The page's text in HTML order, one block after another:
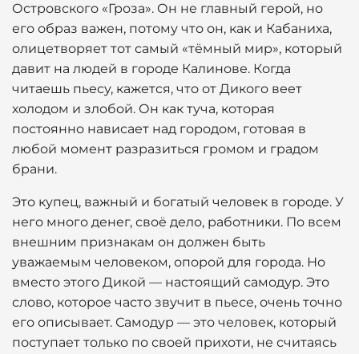
Островского «Гроза». Он не главный герой, но
его образ важен, потому что он, как и Кабаниха,
олицетворяет тот самый «тёмный мир», который
давит на людей в городе Калинове. Когда
читаешь пьесу, кажется, что от Дикого веет
холодом и злобой. Он как туча, которая
постоянно нависает над городом, готовая в
любой момент разразиться громом и градом
брани.
Это купец, важный и богатый человек в городе. У
него много денег, своё дело, работники. По всем
внешним признакам он должен быть
уважаемым человеком, опорой для города. Но
вместо этого Дикой — настоящий самодур. Это
слово, которое часто звучит в пьесе, очень точно
его описывает. Самодур — это человек, который
поступает только по своей прихоти, не считаясь